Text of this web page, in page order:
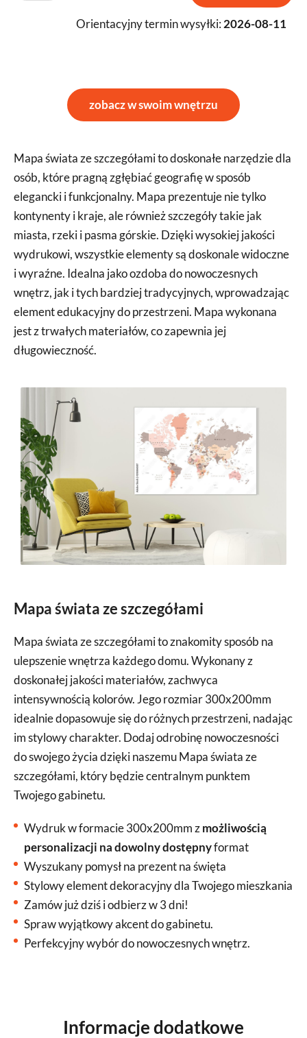
Orientacyjny termin wysyłki: 2026-08-11
zobacz w swoim wnętrzu
Mapa świata ze szczegółami to doskonałe narzędzie dla
osób, które pragną zgłębiać geografię w sposób
elegancki i funkcjonalny. Mapa prezentuje nie tylko
kontynenty i kraje, ale również szczegóły takie jak
miasta, rzeki i pasma górskie. Dzięki wysokiej jakości
wydrukowi, wszystkie elementy są doskonale widoczne
i wyraźne. Idealna jako ozdoba do nowoczesnych
wnętrz, jak i tych bardziej tradycyjnych, wprowadzając
element edukacyjny do przestrzeni. Mapa wykonana
jest z trwałych materiałów, co zapewnia jej
długowieczność.
Mapa świata ze szczegółami
Mapa świata ze szczegółami to znakomity sposób na
ulepszenie wnętrza każdego domu. Wykonany z
doskonałej jakości materiałów, zachwyca
intensywnością kolorów. Jego rozmiar 300x200mm
idealnie dopasowuje się do różnych przestrzeni, nadając
im stylowy charakter. Dodaj odrobinę nowoczesności
do swojego życia dzięki naszemu Mapa świata ze
szczegółami, który będzie centralnym punktem
Twojego gabinetu.
Wydruk w formacie 300x200mm zmożliwością
personalizacji na dowolny dostępnyformat
Wyszukany pomysł na prezent na święta
Stylowy element dekoracyjny dla Twojego mieszkania
Zamów już dziś i odbierz w 3 dni!
Spraw wyjątkowy akcent do gabinetu.
Perfekcyjny wybór do nowoczesnych wnętrz.
Informacje dodatkowe